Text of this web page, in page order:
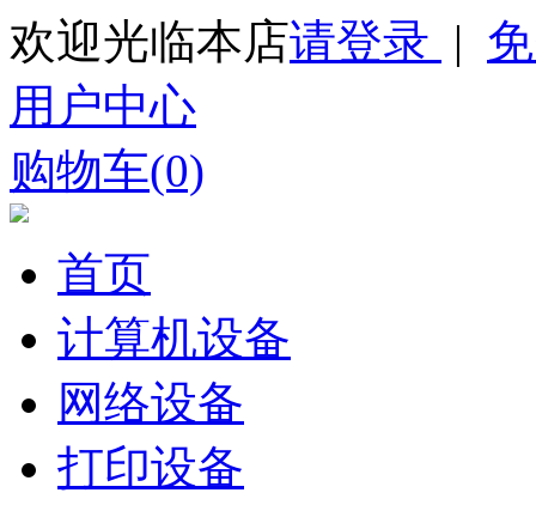
欢迎光临本店请登录 |
用户中心
购物车(0)
首页
计算机设备
网络设备
打印设备